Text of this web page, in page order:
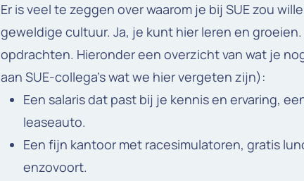
Er is veel te zeggen over waarom je bij SUE zou
geweldige cultuur. Ja, je kunt hier leren en
opdrachten. Hieronder een overzicht van wat je
aan SUE-collega’s wat we hier vergeten zijn):
Een salaris dat past bij je kennis en ervaring,
leaseauto.
Een fijn kantoor met racesimulatoren, gratis
enzovoort.